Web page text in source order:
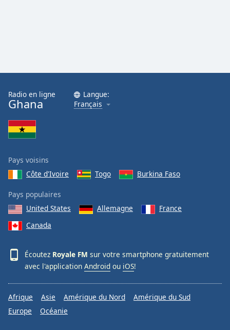
Font
Family
Close
Modal
Dialog
End
dialog
window.
Radio en ligne
Ghana
Langue:
Français
Pays voisins
Côte d'Ivoire
Togo Burkina Faso
Pays populaires
United States
Allemagne
France
Canada
Écoutez Royale FM sur votre smartphone gratuitement
avec l'application Android ou iOS!
Afrique Asie Amérique du Nord
Amérique du Sud
Europe
Océanie